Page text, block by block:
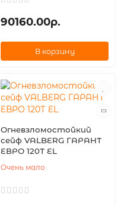
90160.00р.
В корзину
Огневзломостойкий
сейф VALBERG ГАРАНТ
ЕВРО 120Т EL
Очень мало